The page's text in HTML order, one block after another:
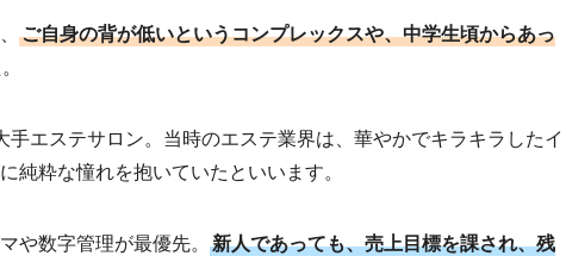
ご自身の背が低いというコンプレックスや、中学生頃からあっ
エステサロン。当時のエステ業界は、華やかでキラキラしたイ
純粋な憧れを抱いていたといいます。
や数字管理が最優先。
新人であっても、売上目標を課され、残